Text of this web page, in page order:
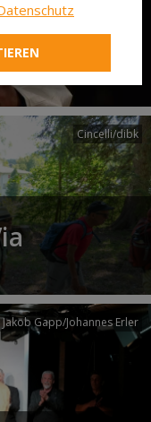
Cincelli/dibk
Gapp/Johannes Erler